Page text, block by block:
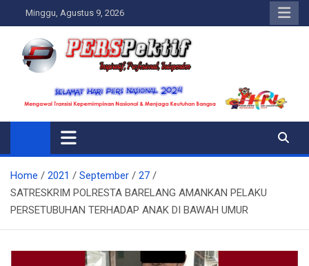
to
content
Minggu, Agustus 9, 2026
Perspektif.today
Ispiratif Profesional Independen
Home 2021 September
27
SATRESKRIM POLRESTA BARELANG AMANKAN PELAKU
PERSETUBUHAN TERHADAP ANAK DI BAWAH UMUR